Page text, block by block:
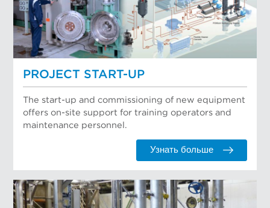
PROJECT START-UP
The start-up and commissioning of new equipment
offers on-site support for training operators and
maintenance personnel.
Узнать больше